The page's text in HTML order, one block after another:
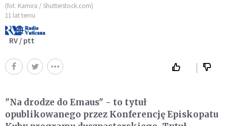
(fot. Kamira / Shutterstock.com)
11 lat temu
RV / ptt
"Na drodze do Emaus" - to tytuł
opublikowanego przez Konferencję Episkopatu